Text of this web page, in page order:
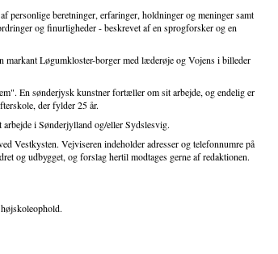
beretninger, erfaringer, holdninger og meninger samt
og finurligheder - beskrevet af en sprogforsker og en
Løgumkloster-borger med læderøje og Vojens i billeder
En sønderjysk kunstner fortæller om sit arbejde, og endelig er
der fylder 25 år.
i Sønderjylland og/eller Sydslesvig.
Vestkysten. Vejviseren indeholder adresser og telefonnumre på
og udbygget, og forslag hertil modtages gerne af redaktionen.